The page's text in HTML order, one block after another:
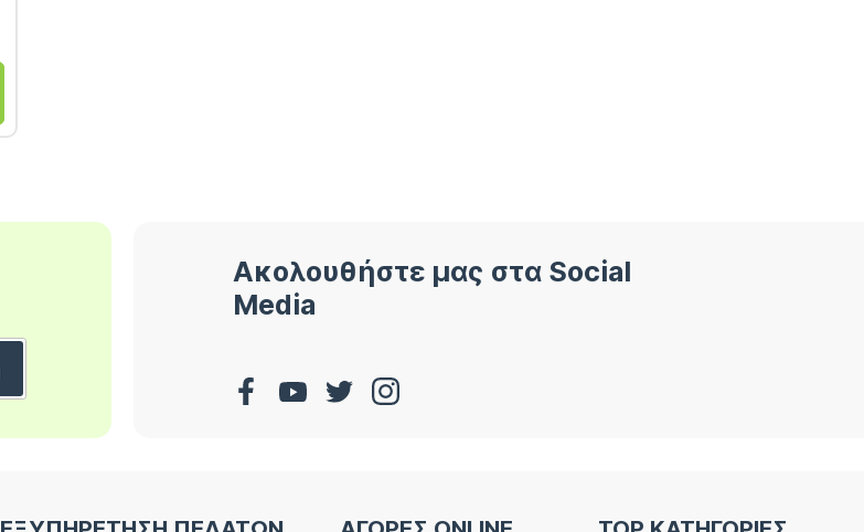
Ακολουθήστε μας στα Social
Media